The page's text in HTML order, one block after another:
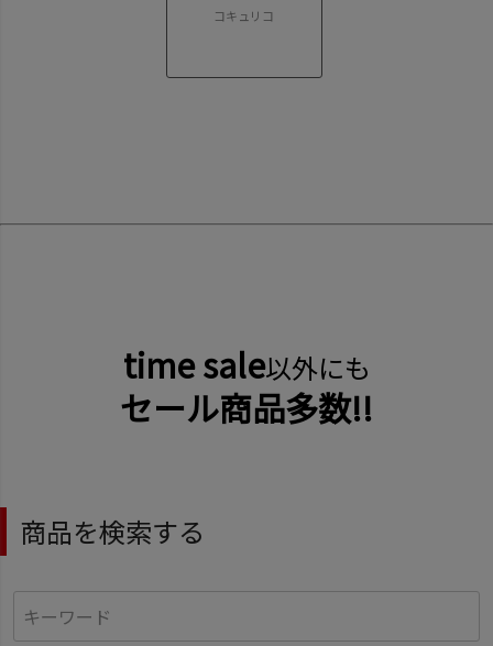
コキュリコ
time sale以外にも
セール商品多数!!
商品を検索する